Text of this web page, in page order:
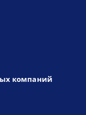
компаний